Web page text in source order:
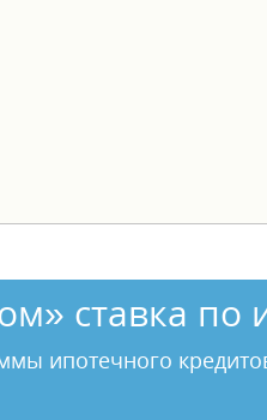
ставка по
ипотечного